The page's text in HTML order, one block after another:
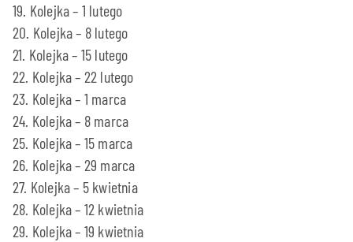
19. Kolejka – 1 lutego
20. Kolejka – 8 lutego
21. Kolejka – 15 lutego
22. Kolejka – 22 lutego
23. Kolejka – 1 marca
24. Kolejka – 8 marca
25. Kolejka – 15 marca
26. Kolejka – 29 marca
27. Kolejka – 5 kwietnia
28. Kolejka – 12 kwietnia
29. Kolejka – 19 kwietnia